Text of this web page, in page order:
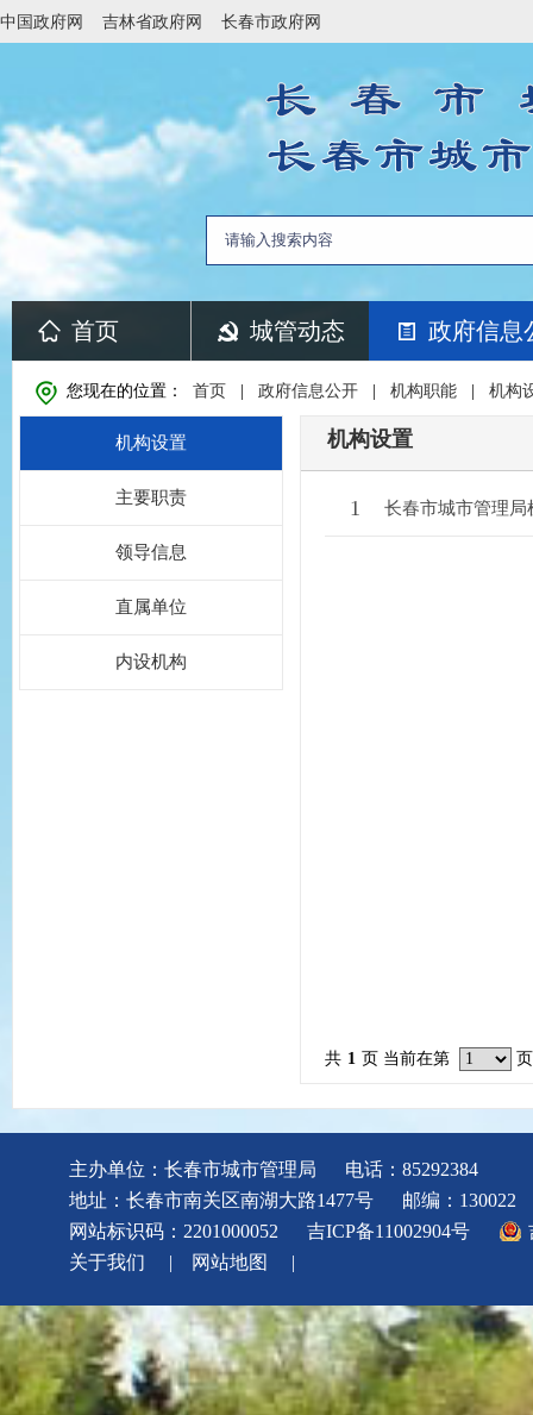
中国政府网 吉林省政府网 长春市政府网
首页 城管动态 政府信息
您现在的位置： 首页 政府信息公开 机构职能 机构
机构设置
主要职责
领导信息
直属单位
内设机构
机构设置
1 长春市城市管理局
共 1 页 当前在第 页
主办单位：长春市城市管理局
电话：85292384
地址：长春市南关区南湖大路1477号
邮编：130022
网站标识码：2201000052
吉ICP备11002904号
关于我们
| 网站地图 |